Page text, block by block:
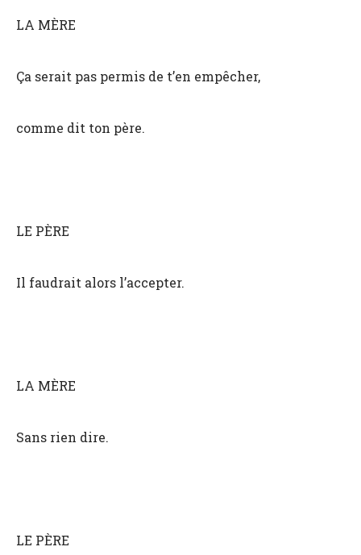
LA MÈRE
Ça serait pas permis de t’en empêcher,
comme dit ton père.
LE PÈRE
Il faudrait alors l’accepter.
LA MÈRE
Sans rien dire.
LE PÈRE